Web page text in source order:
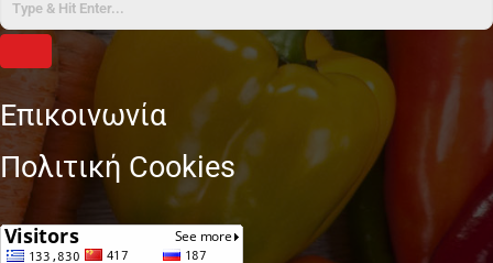
Επικοινωνία
Πολιτική Cookies